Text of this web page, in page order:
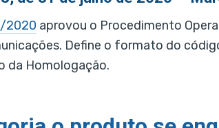
2020 aprovou o Procedimento
Define o formato do
da Homologação.